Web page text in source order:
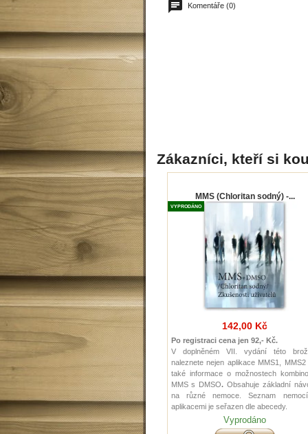
Komentáře (0)
Zákazníci, kteří si
MMS (Chloritan sodný) -...
VYPRODÁNO
142,00 Kč
Po registraci cena jen 92,- Kč.
V doplněném VII. vydání této
naleznete nejen aplikace MMS1, MMS2
také informace o možnostech
MMS s DMSO. Obsahuje základní
na různé nemoce. Seznam
aplikacemi je seřazen dle abecedy.
Vyprodáno